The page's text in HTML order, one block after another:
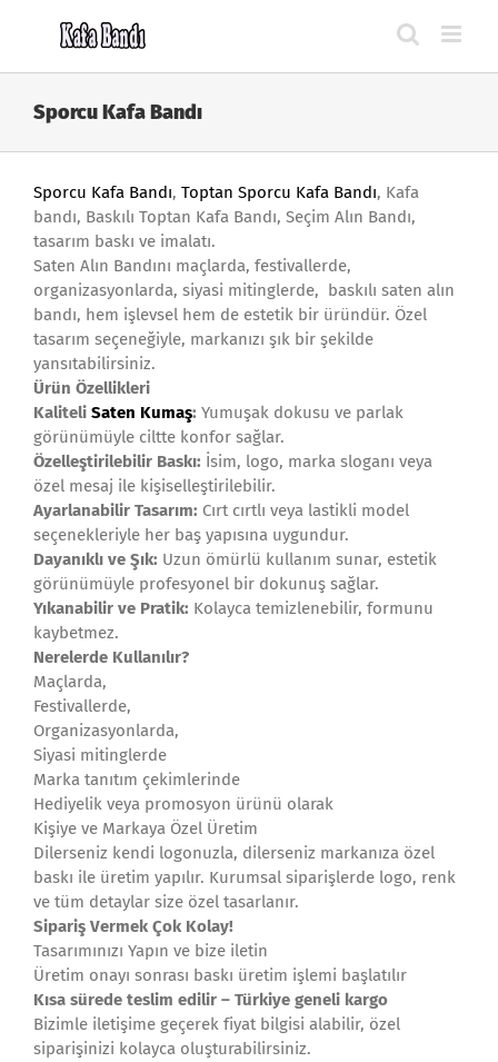
Sporcu Kafa Bandı
Sporcu Kafa Bandı, Toptan Sporcu Kafa Bandı, Kafa
bandı, Baskılı Toptan Kafa Bandı, Seçim Alın Bandı,
tasarım baskı ve imalatı.
Saten Alın Bandını maçlarda, festivallerde,
organizasyonlarda, siyasi mitinglerde, baskılı saten alın
bandı, hem işlevsel hem de estetik bir üründür. Özel
tasarım seçeneğiyle, markanızı şık bir şekilde
yansıtabilirsiniz.
Ürün Özellikleri
Kaliteli Saten Kumaş: Yumuşak dokusu ve parlak
görünümüyle ciltte konfor sağlar.
Özelleştirilebilir Baskı: İsim, logo, marka sloganı veya
özel mesaj ile kişiselleştirilebilir.
Ayarlanabilir Tasarım: Cırt cırtlı veya lastikli model
seçenekleriyle her baş yapısına uygundur.
Dayanıklı ve Şık: Uzun ömürlü kullanım sunar, estetik
görünümüyle profesyonel bir dokunuş sağlar.
Yıkanabilir ve Pratik: Kolayca temizlenebilir, formunu
kaybetmez.
Nerelerde Kullanılır?
Maçlarda,
Festivallerde,
Organizasyonlarda,
Siyasi mitinglerde
Marka tanıtım çekimlerinde
Hediyelik veya promosyon ürünü olarak
Kişiye ve Markaya Özel Üretim
Dilerseniz kendi logonuzla, dilerseniz markanıza özel
baskı ile üretim yapılır. Kurumsal siparişlerde logo, renk
ve tüm detaylar size özel tasarlanır.
Sipariş Vermek Çok Kolay!
Tasarımınızı Yapın ve bize iletin
Üretim onayı sonrası baskı üretim işlemi başlatılır
Kısa sürede teslim edilir – Türkiye geneli kargo
Bizimle iletişime geçerek fiyat bilgisi alabilir, özel
siparişinizi kolayca oluşturabilirsiniz.